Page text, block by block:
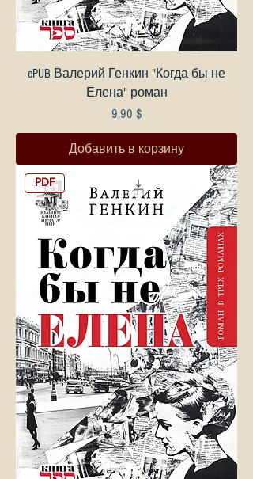
ePUB Валерий Генкин "Когда бы не
Елена" роман
Цена
9,90 $
Добавить в корзину
PDF